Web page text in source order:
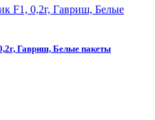
Гавриш, Белые пакеты